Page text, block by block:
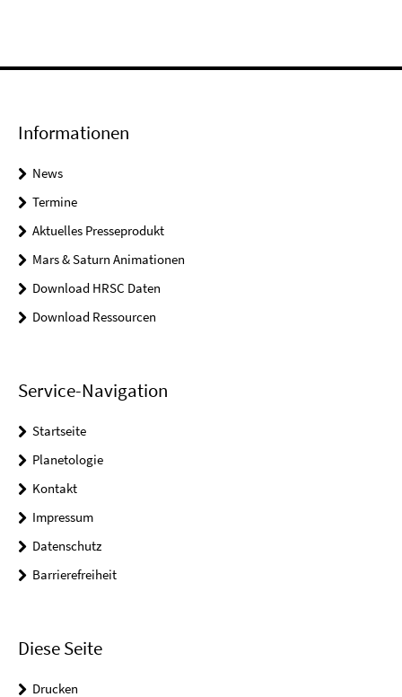
Informationen
News
Termine
Aktuelles Presseprodukt
Mars & Saturn Animationen
Download HRSC Daten
Download Ressourcen
Service-Navigation
Startseite
Planetologie
Kontakt
Impressum
Datenschutz
Barrierefreiheit
Diese Seite
Drucken